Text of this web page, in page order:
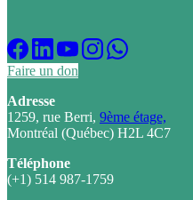
Faire un don
Adresse
1259, rue Berri, 9ème étage,
Montréal (Québec) H2L 4C7
Téléphone
(+1) 514 987-1759